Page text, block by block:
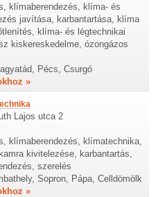
klímaberendezés, klíma- és
javítása, karbantartása, klíma
klíma- és légtechnikai
kiskereskedelme, ózongázos
Pécs, Csurgó
»
Lajos utca 2
klímaberendezés, klímatechnika,
kivitelezése, karbantartás,
szerelés
Sopron, Pápa, Celldömölk
»